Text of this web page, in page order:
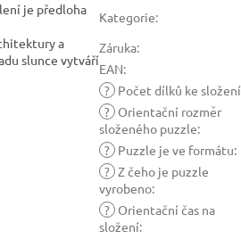
je předloha
a
slunce vytváří
Kategorie:
Záruka:
EAN:
? Počet dílků ke složení
? Orientační rozměr
složeného puzzle:
? Puzzle je ve formátu:
? Z čeho je puzzle
vyrobeno:
? Orientační čas na
složení: